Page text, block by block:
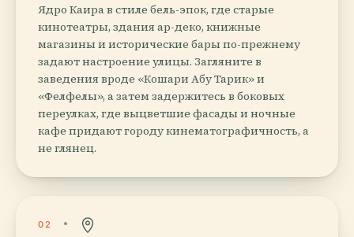
Ядро Каира в стиле бель-эпок, где старые
кинотеатры, здания ар-деко, книжные
магазины и исторические бары по-прежнему
задают настроение улицы. Загляните в
заведения вроде «Кошари Абу Тарик» и
«Фелфелы», а затем задержитесь в боковых
переулках, где выцветшие фасады и ночные
кафе придают городу кинематографичность, а
не глянец.
02